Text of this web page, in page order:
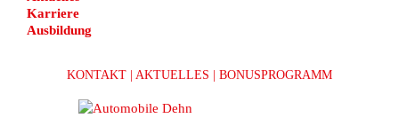
Karriere
Ausbildung
KONTAKT | AKTUELLES | BONUSPROGRAMM